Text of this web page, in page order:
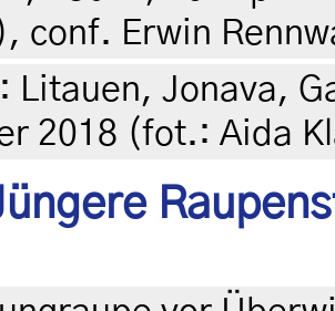
conf. Erwin
: Litauen, Jonava,
2018 (fot.: Aida